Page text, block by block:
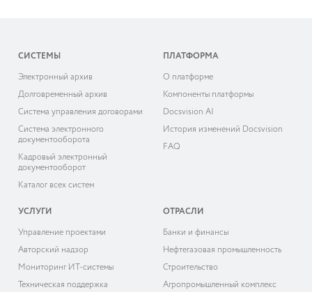
СИСТЕМЫ
Электронный архив
Долговременный архив
Система управления договорами
Система электронного
документооборота
Кадровый электронный
документооборот
Каталог всех систем
ПЛАТФОРМА
О платформе
Компоненты платформы
Docsvision AI
История изменений Docsvision
FAQ
УСЛУГИ
Управление проектами
Авторский надзор
Мониторинг ИТ-системы
Техническая поддержка
ОТРАСЛИ
Банки и финансы
Нефтегазовая промышленность
Строительство
Агропромышленный комплекс